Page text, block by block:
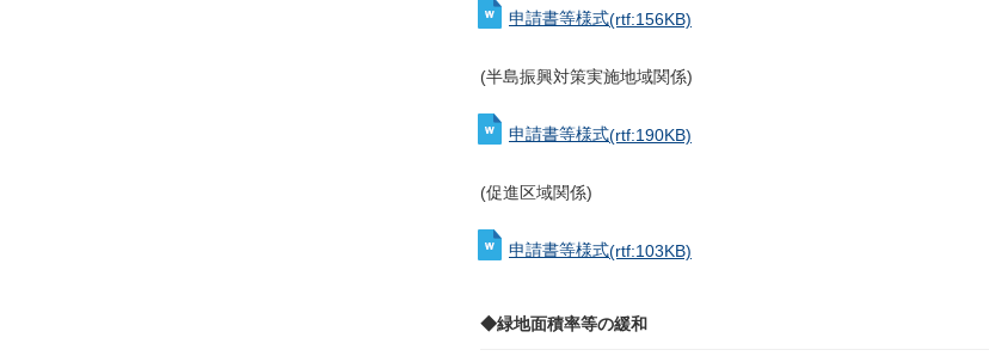
申請書等様式(rtf:156KB)
(半島振興対策実施地域関係)
申請書等様式(rtf:190KB)
(促進区域関係)
申請書等様式(rtf:103KB)
◆緑地面積率等の緩和